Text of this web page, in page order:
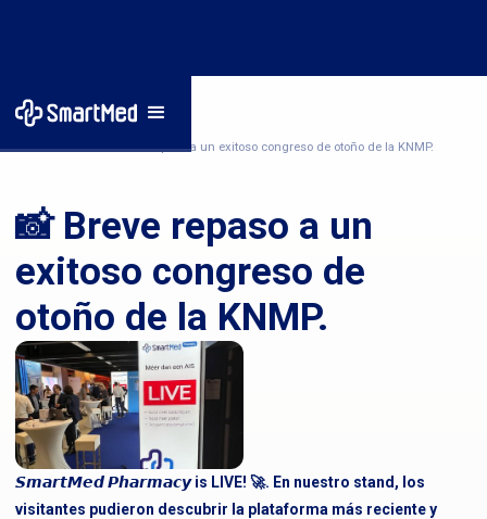
Inicio/Noticias/📸 Breve repaso a un exitoso congreso de otoño de la KNMP.
📸 Breve repaso a un
exitoso congreso de
otoño de la KNMP.
𝙎𝙢𝙖𝙧𝙩𝙈𝙚𝙙 𝙋𝙝𝙖𝙧𝙢𝙖𝙘𝙮 is LIVE! 🚀. En nuestro stand, los
visitantes pudieron descubrir la plataforma más reciente y